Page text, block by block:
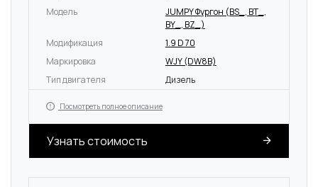
Модель
JUMPY Фургон (BS_, BT_,
BY_, BZ_)
Модификация
1.9 D 70
Маркировка
WJY (DW8B)
Тип двигателя
Дизель
Посмотреть полное описание
Узнать стоимость